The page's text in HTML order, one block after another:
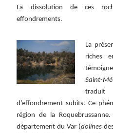
La dissolution de ces
effondrements.
La
riches
Saint-
traduit
d’effondrement subits. Ce
région de la
département du Var (dolines